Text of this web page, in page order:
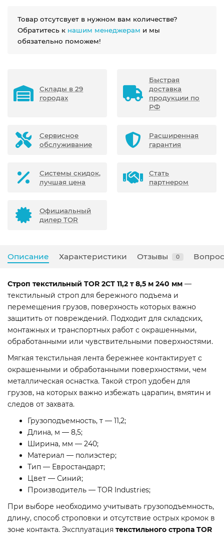
Товар отсутсвует в нужном вам количестве?
Обратитесь к нашим менеджерам и мы
обязательно поможем!
Склады в 29
городах
Быстрая
доставка
продукции по
РФ
Сервисное
обслуживание
Расширенная
гарантия
Системы скидок,
лучшая цена
Стать
партнером
Официальный
дилер TOR
Описание Характеристики Отзывы 0
Строп текстильный TOR 2СТ 11,2 т 8,5 м 240 мм —
текстильный строп для бережного подъема и
перемещения грузов, поверхность которых важно
защитить от повреждений. Подходит для складских,
монтажных и транспортных работ с окрашенными,
обработанными или чувствительными поверхностями.
Мягкая текстильная лента бережнее контактирует с
окрашенными и обработанными поверхностями, чем
металлическая оснастка. Такой строп удобен для
грузов, на которых важно избежать царапин, вмятин и
следов от захвата.
Грузоподъемность, т — 11,2;
Длина, м — 8,5;
Ширина, мм — 240;
Материал — полиэстер;
Тип — Евростандарт;
Цвет — Синий;
Производитель — TOR Industries;
При выборе необходимо учитывать грузоподъемность,
длину, способ строповки и отсутствие острых кромок в
зоне контакта. Эксплуатация текстильного стропа TOR